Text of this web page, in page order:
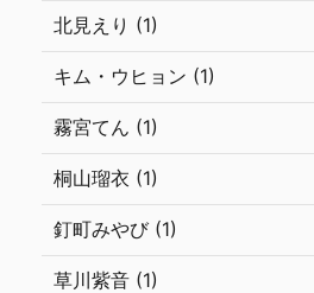
北見えり (1)
キム・ウヒョン (1)
霧宮てん (1)
桐山瑠衣 (1)
釘町みやび (1)
草川紫音 (1)